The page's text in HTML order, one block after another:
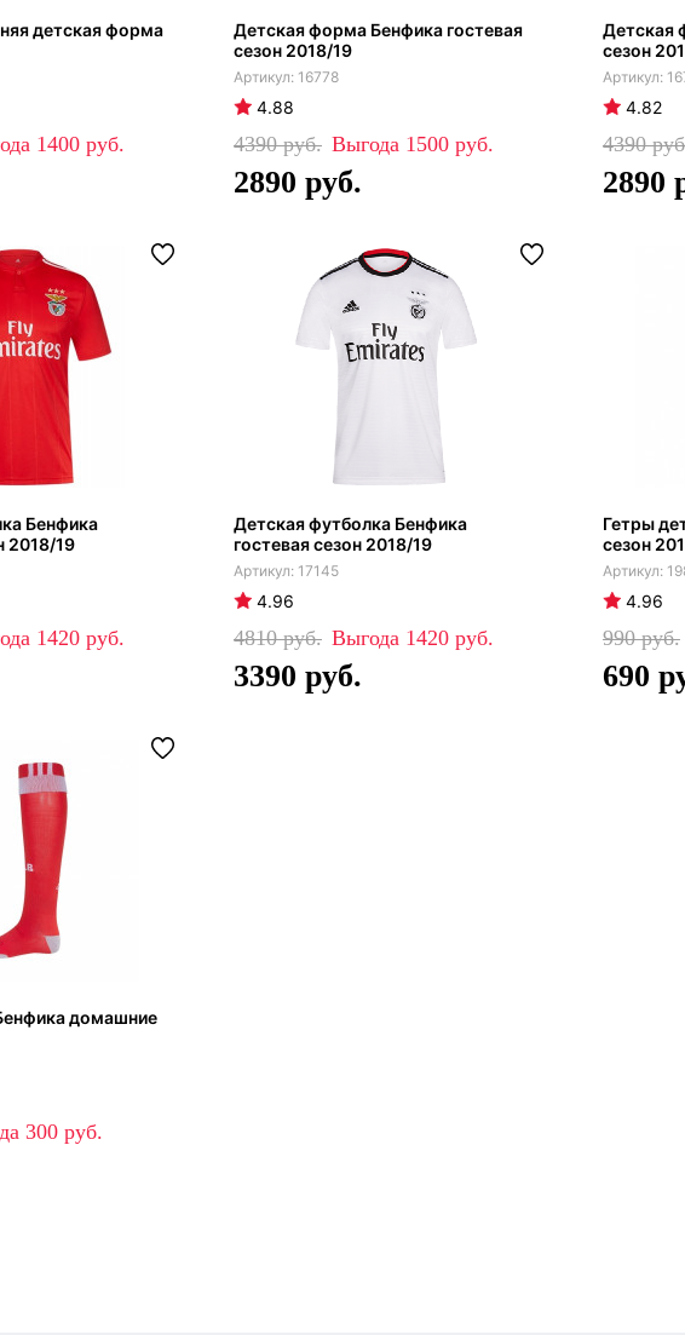
детская форма
1400
Детская форма Бенфика гостевая
сезон 2018/19
16778
4.88
4390 1500
2890
Детская
сезон
4.82
4390
2890
Бенфика
2018/19
1420
Детская футболка Бенфика
гостевая сезон 2018/19
17145
4.96
4810 1420
3390
Гетры
сезон
4.96
990
690
домашние
300